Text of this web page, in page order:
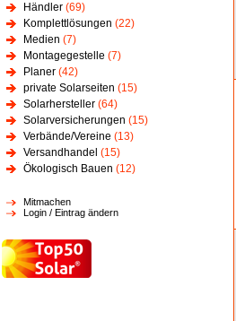
Händler (69)
Komplettlösungen (22)
Medien (7)
Montagegestelle (7)
Planer (42)
private Solarseiten (15)
Solarhersteller (64)
Solarversicherungen (15)
Verbände/Vereine (13)
Versandhandel (15)
Ökologisch Bauen (12)
Mitmachen
Login / Eintrag ändern